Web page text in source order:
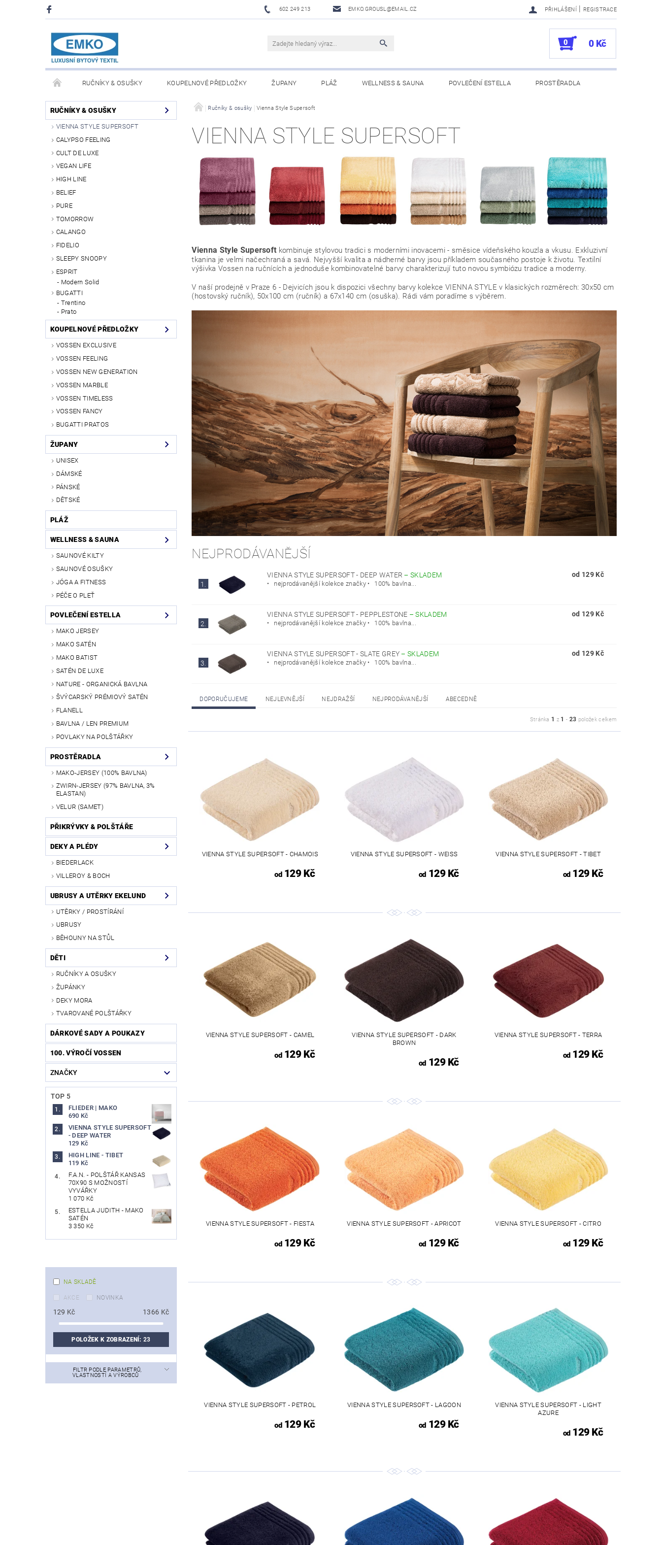
602 249 213 EMKO.GROUSL@EMAIL.CZ PŘIHLÁŠENÍ | REGISTRACE
0 0 Kč
RUČNÍKY & OSUŠKY KOUPELNOVÉ PŘEDLOŽKY ŽUPANY PLÁŽ WELLNESS & SAUNA POVLEČENÍ ESTELLA PROSTĚRADLA
PŘIKRÝVKY & POLŠTÁŘE DEKY A PLÉDY UBRUSY A UTĚRKY EKELUND
OBCHODNÍ PODMÍNKY NAPIŠTE NÁM
RUČNÍKY & OSUŠKY
VIENNA STYLE SUPERSOFT
CALYPSO FEELING
CULT DE LUXE
VEGAN LIFE
HIGH LINE
BELIEF
PURE
TOMORROW
CALANGO
FIDELIO
SLEEPY SNOOPY
ESPRIT
Modern Solid
BUGATTI
Trentino
Prato
KOUPELNOVÉ PŘEDLOŽKY
VOSSEN EXCLUSIVE
VOSSEN FEELING
VOSSEN NEW GENERATION
VOSSEN MARBLE
VOSSEN TIMELESS
VOSSEN FANCY
BUGATTI PRATOS
ŽUPANY
UNISEX
DÁMSKÉ
PÁNSKÉ
DĚTSKÉ
PLÁŽ
WELLNESS & SAUNA
SAUNOVÉ KILTY
SAUNOVÉ OSUŠKY
JÓGA A FITNESS
PÉČE O PLEŤ
POVLEČENÍ ESTELLA
MAKO JERSEY
MAKO SATÉN
MAKO BATIST
SATÉN DE LUXE
NATURE - ORGANICKÁ BAVLNA
ŠVÝCARSKÝ PRÉMIOVÝ SATÉN
FLANELL
BAVLNA / LEN PREMIUM
POVLAKY NA POLŠTÁŘKY
PROSTĚRADLA
MAKO-JERSEY (100% BAVLNA)
ZWIRN-JERSEY (97% BAVLNA, 3%
ELASTAN)
VELUR (SAMET)
PŘIKRÝVKY & POLŠTÁŘE
DEKY A PLÉDY
BIEDERLACK
VILLEROY & BOCH
UBRUSY A UTĚRKY EKELUND
UTĚRKY / PROSTÍRÁNÍ
UBRUSY
BĚHOUNY NA STŮL
DĚTI
RUČNÍKY A OSUŠKY
ŽUPÁNKY
DEKY MORA
TVAROVANÉ POLŠTÁŘKY
DÁRKOVÉ SADY A POUKAZY
100. VÝROČÍ VOSSEN
ZNAČKY
TOP 5
FLIEDER | MAKO
690 Kč
VIENNA STYLE SUPERSOFT
- DEEP WATER
129 Kč
HIGH LINE - TIBET
119 Kč
F.A.N. - POLŠTÁŘ KANSAS
70X90 S MOŽNOSTÍ
VYVÁŘKY
1 070 Kč
ESTELLA JUDITH - MAKO
SATÉN
3 350 Kč
NA SKLADĚ
AKCE NOVINKA
129 Kč 1366 Kč
POLOŽEK K ZOBRAZENÍ:23
FILTR PODLE PARAMETRŮ,
VLASTNOSTÍ A VÝROBCŮ
Ručníky & osušky Vienna Style Supersoft
VIENNA STYLE SUPERSOFT
Vienna Style Supersoft kombinuje stylovou tradici s moderními inovacemi - směsice vídeňského kouzla a vkusu. Exkluzivní
tkanina je velmi načechraná a savá. Nejvyšší kvalita a nádherné barvy jsou příkladem současného postoje k životu. Textilní
výšivka Vossen na ručnících a jednoduše kombinovatelné barvy charakterizují tuto novou symbiózu tradice a moderny.
V naší prodejně v Praze 6 - Dejvicích jsou k dispozici všechny barvy kolekce VIENNA STYLE v klasických rozměrech: 30x50 cm
(hostovský ručník), 50x100 cm (ručník) a 67x140 cm (osuška). Rádi vám poradíme s výběrem.
NEJPRODÁVANĚJŠÍ
1.
VIENNA STYLE SUPERSOFT - DEEP WATER –SKLADEM
• nejprodávanější kolekce značky • 100% bavlna...
od 129 Kč
2.
VIENNA STYLE SUPERSOFT - PEPPLESTONE –SKLADEM
• nejprodávanější kolekce značky • 100% bavlna...
od 129 Kč
3.
VIENNA STYLE SUPERSOFT - SLATE GREY –SKLADEM
• nejprodávanější kolekce značky • 100% bavlna...
od 129 Kč
DOPORUČUJEME NEJLEVNĚJŠÍ NEJDRAŽŠÍ NEJPRODÁVANĚJŠÍ ABECEDNĚ
Stránka 1 z 1 - 23 položek celkem
VIENNA STYLE SUPERSOFT - CHAMOIS
od129 Kč
VIENNA STYLE SUPERSOFT - WEISS
od 129 Kč
VIENNA STYLE SUPERSOFT - TIBET
od129 Kč
VIENNA STYLE SUPERSOFT - CAMEL
od129 Kč
VIENNA STYLE SUPERSOFT - DARK
BROWN
od 129 Kč
VIENNA STYLE SUPERSOFT - TERRA
od129 Kč
VIENNA STYLE SUPERSOFT - FIESTA
od129 Kč
VIENNA STYLE SUPERSOFT - APRICOT
od 129 Kč
VIENNA STYLE SUPERSOFT - CITRO
od129 Kč
VIENNA STYLE SUPERSOFT - PETROL
od129 Kč
VIENNA STYLE SUPERSOFT - LAGOON
od 129 Kč
VIENNA STYLE SUPERSOFT - LIGHT
AZURE
od129 Kč